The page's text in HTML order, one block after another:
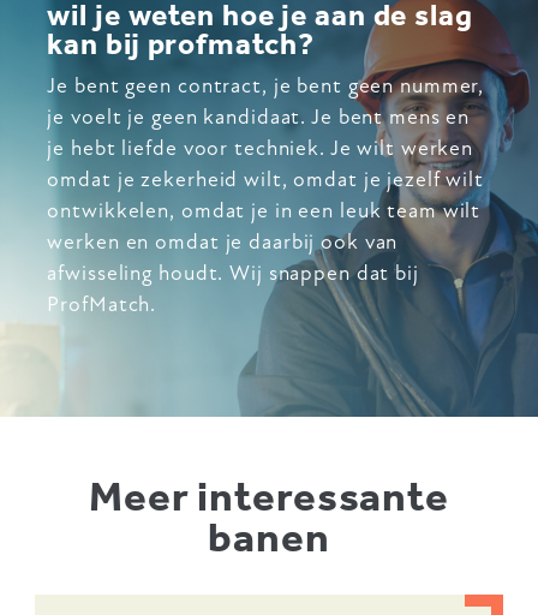
wil je weten hoe je aan de slag
kan bij profmatch?
Je bent geen contract, je bent geen nummer,
je voelt je geen kandidaat. Je bent mens en
je hebt liefde voor techniek. Je wilt werken
omdat je zekerheid wilt, omdat je jezelf wilt
ontwikkelen, omdat je in een leuk team wilt
werken en omdat je daarbij ook van
afwisseling houdt. Wij snappen dat bij
ProfMatch.
Meer interessante
banen